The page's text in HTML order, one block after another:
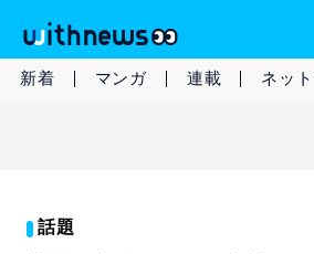
新着 マンガ 連載 ネッ
話題